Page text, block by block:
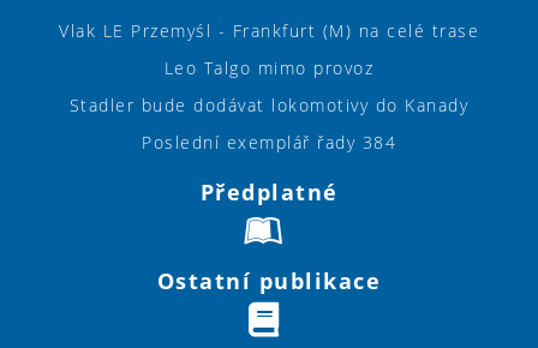
Vlak LE Przemyśl - Frankfurt (M) na celé trase
Leo Talgo mimo provoz
Stadler bude dodávat lokomotivy do Kanady
Poslední exemplář řady 384
Předplatné
Ostatní publikace